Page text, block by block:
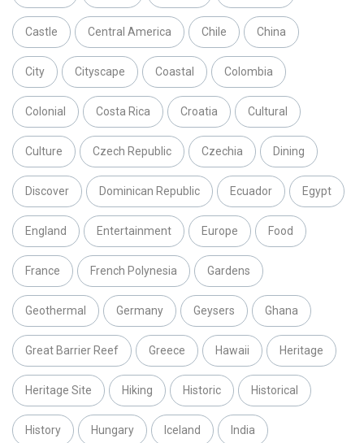
Castle Central America Chile China
City Cityscape Coastal Colombia
Colonial Costa Rica Croatia Cultural
Culture Czech Republic Czechia Dining
Discover Dominican Republic Ecuador Egypt
England Entertainment Europe Food
France French Polynesia Gardens
Geothermal Germany Geysers Ghana
Great Barrier Reef Greece Hawaii Heritage
Heritage Site Hiking Historic Historical
History Hungary Iceland India